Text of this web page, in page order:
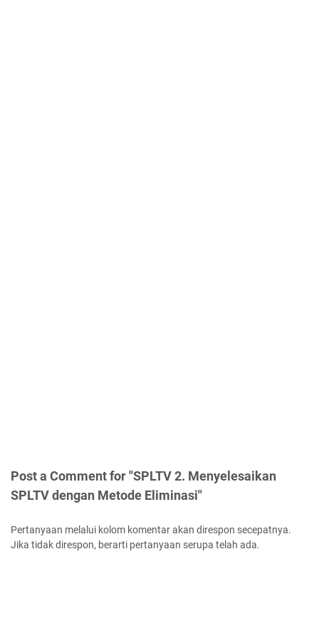
Post a Comment for "SPLTV 2. Menyelesaikan
SPLTV dengan Metode Eliminasi"
Pertanyaan melalui kolom komentar akan direspon secepatnya.
Jika tidak direspon, berarti pertanyaan serupa telah ada.